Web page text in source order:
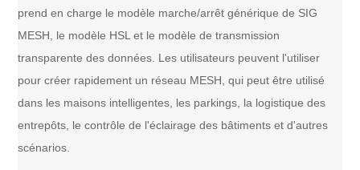
prend en charge le modèle marche/arrêt générique de SIG
MESH, le modèle HSL et le modèle de transmission
transparente des données. Les utilisateurs peuvent l'utiliser
pour créer rapidement un réseau MESH, qui peut être utilisé
dans les maisons intelligentes, les parkings, la logistique des
entrepôts, le contrôle de l'éclairage des bâtiments et d'autres
scénarios.